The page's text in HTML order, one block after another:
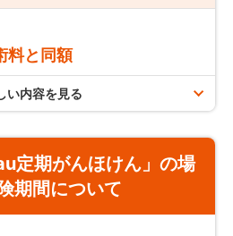
、給付金をお支払いします。
できない場合
1回です。
がんと診断されて生存し
と診断された翌年から、支払事由
被保険者が生存されていた場合に
料と同額
けん」の場合
円まで
い内容を見る
定期がんほけん」の場
期間について